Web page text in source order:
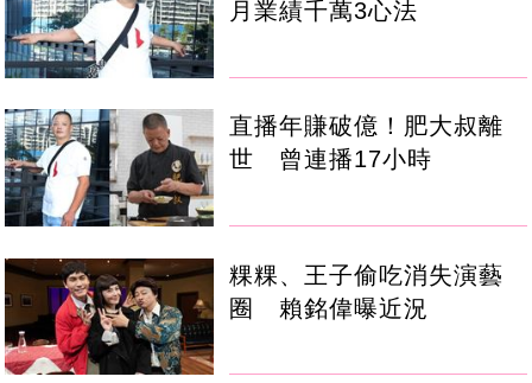
月業績千萬3心法
直播年賺破億！肥大叔離
世 曾連播17小時
粿粿、王子偷吃消失演藝
圈 賴銘偉曝近況